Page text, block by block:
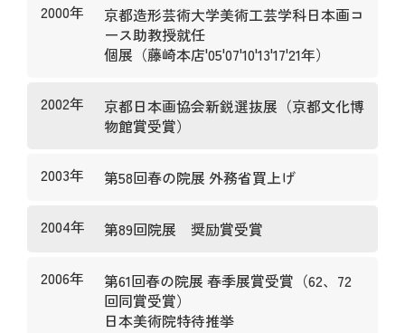
2000年
京都造形芸術大学美術工芸学科日本画コ
ース助教授就任
個展（藤崎本店'05'07'10'13'17'21年）
2002年
京都日本画協会新鋭選抜展（京都文化博
物館賞受賞）
2003年 第58回春の院展 外務省買上げ
2004年 第89回院展 奨励賞受賞
2006年
第61回春の院展 春季展賞受賞（62、72
回同賞受賞）
日本美術院特待推挙